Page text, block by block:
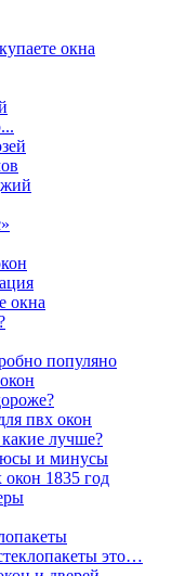
окна
окна
популяно
пвх окон
лучше?
и минусы
1835 год
это…